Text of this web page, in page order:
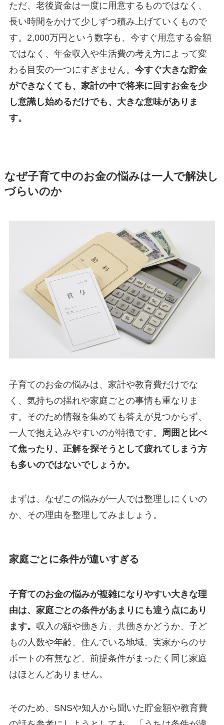
ただ、老後資金は一度に用意するものではなく、
長い時間をかけて少しずつ積み上げていくもので
す。2,000万円という数字も、今すぐ用意する金額
ではなく、年金収入や生活費の考え方によって変
わる目安の一つにすぎません。 今すぐ大きな貯金
ができなくても、家計の中で将来に回すお金を少
し意識し始めるだけでも、大きな意味がありま
す。
なぜ子育て中のお金の悩みは一人で解決し
づらいのか
子育てのお金の悩みは、家計や教育費だけでな
く、気持ちの揺れや家庭ごとの事情も重なりま
す。そのため情報を集めても答えが見つからず、
一人で抱え込みやすいのが特徴です。 周囲と比べ
て焦ったり、正解を探そうとして疲れてしまう方
も多いのではないでしょうか。
まずは、なぜこの悩みが一人では整理しにくいの
か、その理由を整理してみましょう。
家庭ごとに条件が違いすぎる
子育てのお金の悩みが複雑になりやすい大きな理
由は、家庭ごとの条件があまりにも違う点にあり
ます。 収入の額や働き方、共働きかどうか、子ど
もの人数や年齢、住んでいる地域、実家からのサ
ポートの有無など、前提条件がまったく同じ家庭
はほとんどありません。
そのため、SNSや知人から聞いた貯金額や教育費